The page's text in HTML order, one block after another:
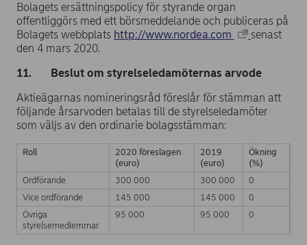
Bolagets ersättningspolicy för styrande organ
offentliggörs med ett börsmeddelande och publiceras på
Bolagets webbplats http://www.nordea.com
senast
den 4 mars 2020.
11. Beslut om styrelseledamöternas arvode
Aktieägarnas nomineringsråd föreslår för stämman att
följande årsarvoden betalas till de styrelseledamöter
som väljs av den ordinarie bolagsstämman:
Roll
2020 föreslagen
(euro)
2019
(euro)
Ökning
(%)
Ordförande
300 000 300 000
0
Vice ordförande
145 000 145 000
0
Övriga
styrelsemedlemmar
95 000 95 000 0